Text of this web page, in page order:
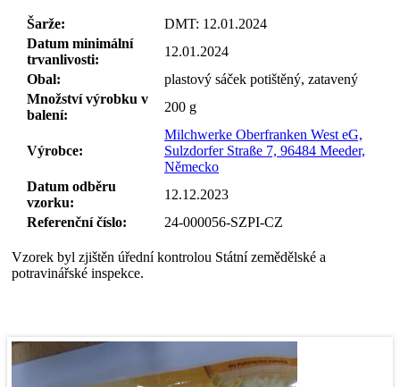
Šarže:
DMT: 12.01.2024
Datum minimální
trvanlivosti:
12.01.2024
Obal:
plastový sáček potištěný, zatavený
Množství výrobku v
balení:
200 g
Výrobce:
Milchwerke Oberfranken West eG,
Sulzdorfer Straße 7, 96484 Meeder,
Německo
Datum odběru
vzorku:
12.12.2023
Referenční číslo:
24-000056-SZPI-CZ
Vzorek byl zjištěn úřední kontrolou Státní zemědělské a
potravinářské inspekce.